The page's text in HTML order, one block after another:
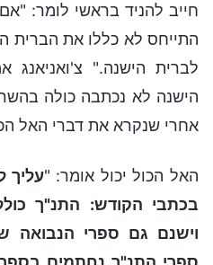
חייב להניד בראשי לומר:
התייחס לא כללו את הברית
לברית הישנה."
הישנה לא נכתבה כולה
אחרי שנקרא את דברי האל
האל הכול יכול אומר: "עליך
בכתבי הקודש: התנ"ך
וישנם גם ספרי הנבואה